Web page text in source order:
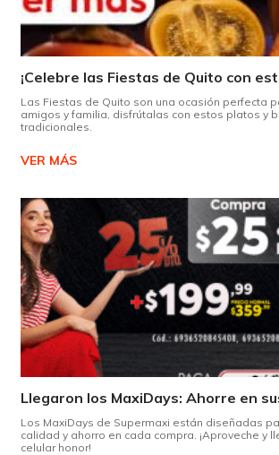
Las Fiestas de Quito son una ocasión perfecta
amigos y familia, disfrútalas con estos platos y
tradicionales.
VER MÁS
Los MaxiDays de Supermaxi están diseñadas
calidad y ahorro en cada compra. ¡Aproveche y
celular honor!